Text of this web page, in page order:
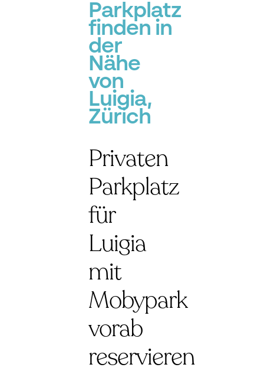
Parkplatz
finden in
der
Nähe
von
Luigia,
Zürich
Privaten
Parkplatz
für
Luigia
mit
Mobypark
vorab
reservieren